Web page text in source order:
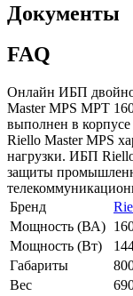
Документы
FAQ
Онлайн ИБП
Master MPS MPT
выполнен в
Riello Master MPS
нагрузки. ИБП
защиты
Бренд
Мощность (ВА)
Мощность (Вт)
Габариты
Вес